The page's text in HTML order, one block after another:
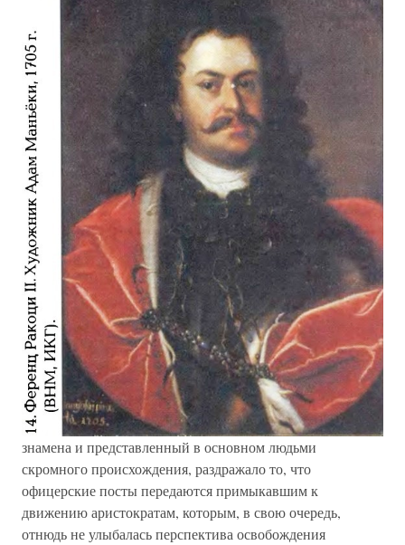
знамена и представленный в основном людьми
скромного происхождения, раздражало то, что
офицерские посты передаются примыкавшим к
движению аристократам, которым, в свою очередь,
отнюдь не улыбалась перспектива освобождения